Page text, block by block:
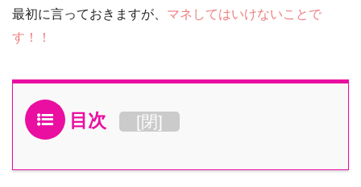
最初に言っておきますが、 マネしてはいけないことで
す！！
目次 [閉]